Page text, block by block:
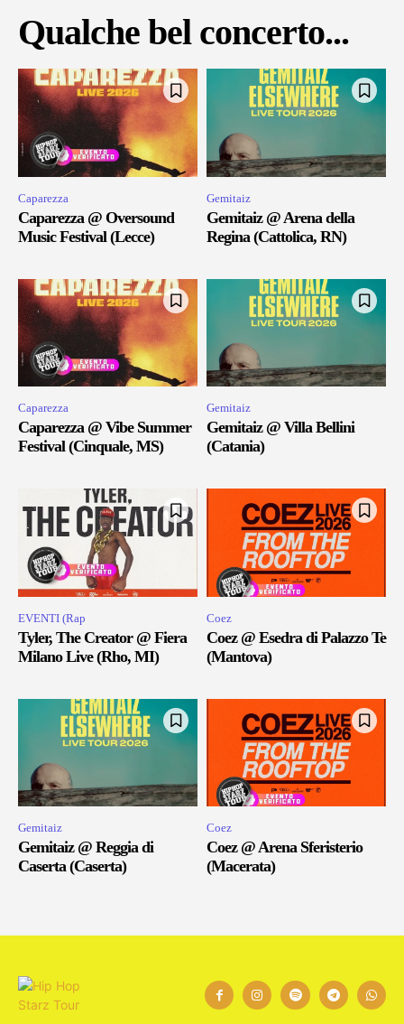
Qualche bel concerto...
Caparezza
Caparezza @ Oversound
Music Festival (Lecce)
Gemitaiz
Gemitaiz @ Arena della
Regina (Cattolica, RN)
Caparezza
Caparezza @ Vibe Summer
Festival (Cinquale, MS)
Gemitaiz
Gemitaiz @ Villa Bellini
(Catania)
EVENTI (Rap
Tyler, The Creator @ Fiera
Milano Live (Rho, MI)
Coez
Coez @ Esedra di Palazzo Te
(Mantova)
Gemitaiz
Gemitaiz @ Reggia di
Caserta (Caserta)
Coez
Coez @ Arena Sferisterio
(Macerata)